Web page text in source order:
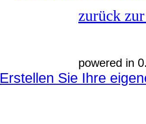
zurück
powered in
Erstellen Sie Ihre